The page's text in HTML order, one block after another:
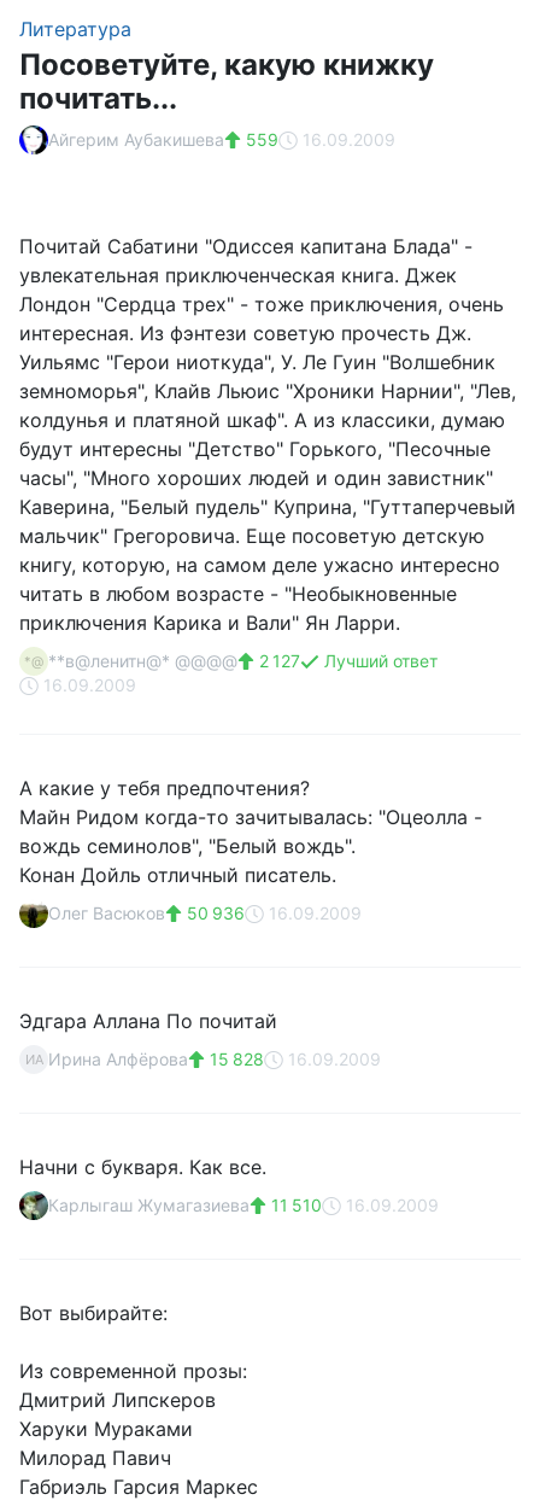
Литература
Посоветуйте, какую книжку
почитать...
Айгерим Аубакишева 559 16.09.2009
Почитай Сабатини "Одиссея капитана Блада" -
увлекательная приключенческая книга. Джек
Лондон "Сердца трех" - тоже приключения, очень
интересная. Из фэнтези советую прочесть Дж.
Уильямс "Герои ниоткуда", У. Ле Гуин "Волшебник
земноморья", Клайв Льюис "Хроники Нарнии", "Лев,
колдунья и платяной шкаф". А из классики, думаю
будут интересны "Детство" Горького, "Песочные
часы", "Много хороших людей и один завистник"
Каверина, "Белый пудель" Куприна, "Гуттаперчевый
мальчик" Грегоровича. Еще посоветую детскую
книгу, которую, на самом деле ужасно интересно
читать в любом возрасте - "Необыкновенные
приключения Карика и Вали" Ян Ларри.
*@ **в@ленитн@* @@@@ 2 127
Лучший ответ
16.09.2009
А какие у тебя предпочтения?
Майн Ридом когда-то зачитывалась: "Оцеолла -
вождь семинолов", "Белый вождь".
Конан Дойль отличный писатель.
Олег Васюков 50 936 16.09.2009
Эдгара Аллана По почитай
ИА Ирина Алфёрова 15 828 16.09.2009
Начни с букваря. Как все.
Карлыгаш Жумагазиева 11 510 16.09.2009
Вот выбирайте:
Из современной прозы:
Дмитрий Липскеров
Харуки Мураками
Милорад Павич
Габриэль Гарсия Маркес